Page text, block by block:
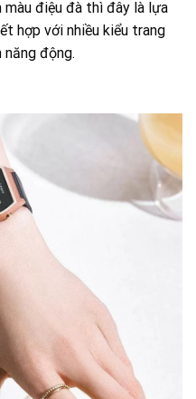
màu điệu đà thì đây là lựa
hợp với nhiều kiểu trang
động.